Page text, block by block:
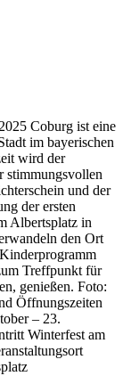
Coburg ist eine
im bayerischen
wird der
stimmungsvollen
und der
der ersten
Albertsplatz in
den Ort
Treffpunkt für
genießen. Foto:
Öffnungszeiten
– 23.
Winterfest am